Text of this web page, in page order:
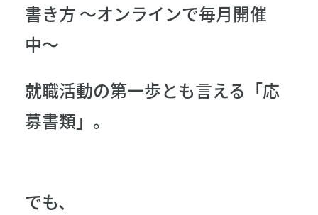
書き方 〜オンラインで毎月開催
中〜
就職活動の第一歩とも言える「応
募書類」。
でも、